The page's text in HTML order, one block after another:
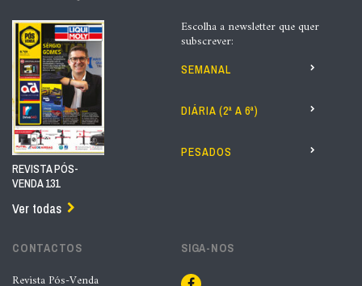
REVISTA PÓS-
VENDA 131
Ver todas
Escolha a newsletter que quer
subscrever:
SEMANAL
DIÁRIA (2ª A 6ª)
PESADOS
CONTACTOS
Revista Pós-Venda
SIGA-NOS